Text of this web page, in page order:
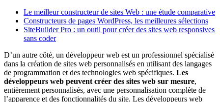
Le meilleur constructeur de sites Web : une étude comparative
Constructeurs de pages WordPress, les meilleures sélections
SiteBuilder Pro : un outil pour créer des sites web responsives
sans coder
D’un autre côté, un développeur web est un professionnel spécialisé
dans la création de sites web personnalisés en utilisant des langages
de programmation et des technologies web spécifiques. Les
développeurs web peuvent créer des sites web sur mesure,
entièrement personnalisés, avec une personnalisation complète de
l’apparence et des fonctionnalités du site. Les développeurs web